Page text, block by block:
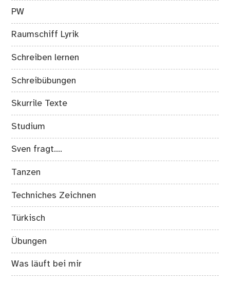
PW
Raumschiff Lyrik
Schreiben lernen
Schreibübungen
Skurrile Texte
Studium
Sven fragt….
Tanzen
Techniches Zeichnen
Türkisch
Übungen
Was läuft bei mir